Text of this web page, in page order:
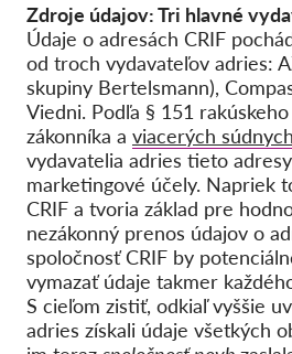
Zdroje údajov: Tri hlavné
Údaje o adresách CRIF
od troch vydavateľov adries:
skupiny Bertelsmann),
Viedni. Podľa § 151
zákonníka a viacerých
vydavatelia adries tieto
marketingové účely. Napriek
CRIF a tvoria základ pre
nezákonný prenos údajov o
spoločnosť CRIF by
vymazať údaje takmer
S cieľom zistiť, odkiaľ vyššie
adries získali údaje všetkých